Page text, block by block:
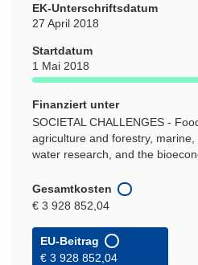
EK-Unterschriftsdatum
27 April 2018
Startdatum
1 Mai 2018
Finanziert unter
SOCIETAL CHALLENGES -
agriculture and forestry,
water research, and the
Gesamtkosten
€ 3 928 852,04
EU-Beitrag
€ 3 928 852,04